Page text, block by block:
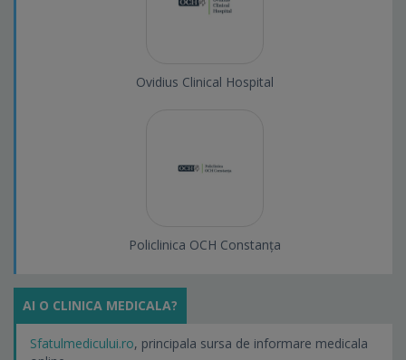
Ovidius Clinical Hospital
Policlinica OCH Constanța
AI O CLINICA MEDICALA?
Sfatulmedicului.ro, principala sursa de informare medicala